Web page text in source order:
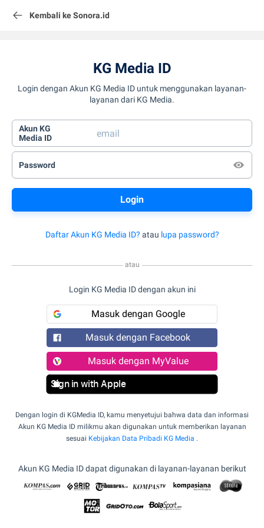
Kembali ke Sonora.id
KG Media ID
Login dengan Akun KG Media ID untuk menggunakan layanan-
layanan dari KG Media.
Akun KG
Media ID
Password
Daftar Akun KG Media ID? atau lupa password?
atau
Login KG Media ID dengan akun ini
Masuk dengan Google
Masuk dengan Facebook
Masuk dengan MyValue
Sign in with Apple
Dengan login di KGMedia ID, kamu menyetujui bahwa data dan informasi
Akun KG Media ID milikmu akan digunakan untuk memberikan layanan
sesuai Kebijakan Data Pribadi KG Media .
Akun KG Media ID dapat digunakan di layanan-layanan berikut